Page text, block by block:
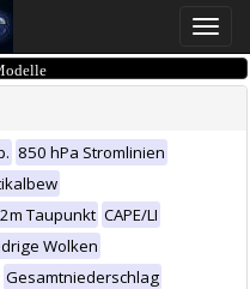
Toggle
850 hPa Stromlinien
2m Taupunkt CAPE/LI
Wolken
Gesamtniederschlag